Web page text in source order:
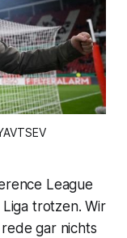
League
trotzen. Wir
gar nichts